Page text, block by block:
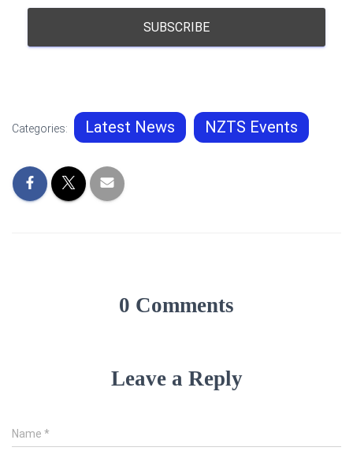
Categories: Latest News NZTS Events
0 Comments
Leave a Reply
Name *